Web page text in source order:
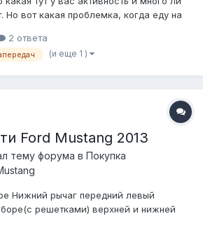
Но вот какая проблемка, когда еду на
фигня, как буд_то коробка
2-ю передачу! Сопровождается
2 ответа
(и еще 1 )
Ford Mustang 2013
тему форума в Покупка
Нижний рычаг передний левый
решетками) верхней и нижней
Подушку руля